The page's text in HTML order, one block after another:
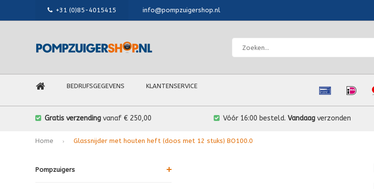
+31 (0)85-4015415 info@pompzuigershop.nl
BEDRIJFSGEGEVENS KLANTENSERVICE
Gratis verzending vanaf € 250,00 Vóór 16:00 besteld. Vandaag verzonden
Home Glassnijder met houten heft (doos met 12 stuks) BO100.0
Pompzuigers